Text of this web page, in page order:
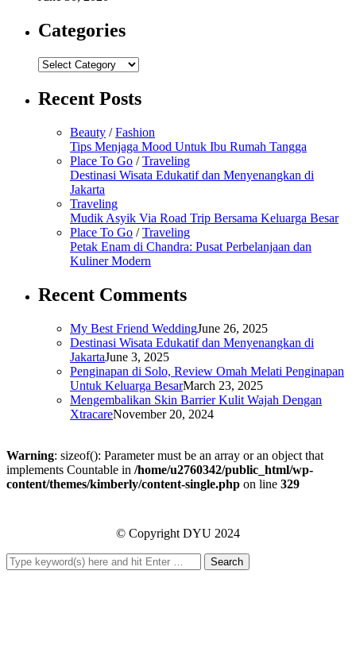
Categories
Categories
Recent Posts
Beauty /Fashion
Tips Menjaga Mood Untuk Ibu Rumah Tangga
Place To Go /Traveling
Destinasi Wisata Edukatif dan Menyenangkan di
Jakarta
Traveling
Mudik Asyik Via Road Trip Bersama Keluarga Besar
Place To Go /Traveling
Petak Enam di Chandra: Pusat Perbelanjaan dan
Kuliner Modern
Recent Comments
My Best Friend WeddingJune 26, 2025
Destinasi Wisata Edukatif dan Menyenangkan di
JakartaJune 3, 2025
Penginapan di Solo, Review Omah Melati Penginapan
Untuk Keluarga BesarMarch 23, 2025
Mengembalikan Skin Barrier Kulit Wajah Dengan
XtracareNovember 20, 2024
Warning: sizeof(): Parameter must be an array or an object that
implements Countable in /home/u2760342/public_html/wp-
content/themes/kimberly/content-single.php on line 329
© Copyright DYU 2024